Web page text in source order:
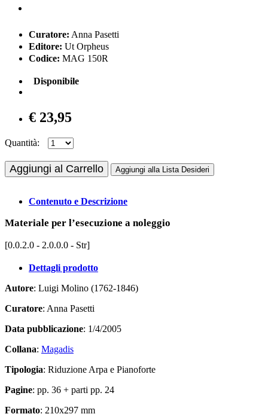
Curatore: Anna Pasetti
Editore: Ut Orpheus
Codice: MAG 150R
Disponibile
€ 23,95
Quantità:
Aggiungi al Carrello Aggiungi alla Lista Desideri
Contenuto e Descrizione
Materiale per l’esecuzione a noleggio
[0.0.2.0 - 2.0.0.0 - Str]
Dettagli prodotto
Autore: Luigi Molino (1762-1846)
Curatore: Anna Pasetti
Data pubblicazione: 1/4/2005
Collana: Magadis
Tipologia: Riduzione Arpa e Pianoforte
Pagine: pp. 36 + parti pp. 24
Formato: 210x297 mm